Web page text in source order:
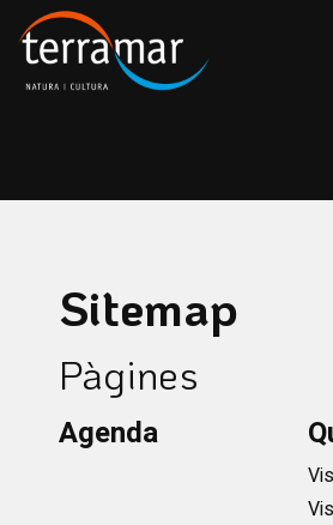
Aquest és un carrusel automàtic. Usa
Diapositiva 1
Diapositiva 1
Sitemap
Pàgines
Agenda